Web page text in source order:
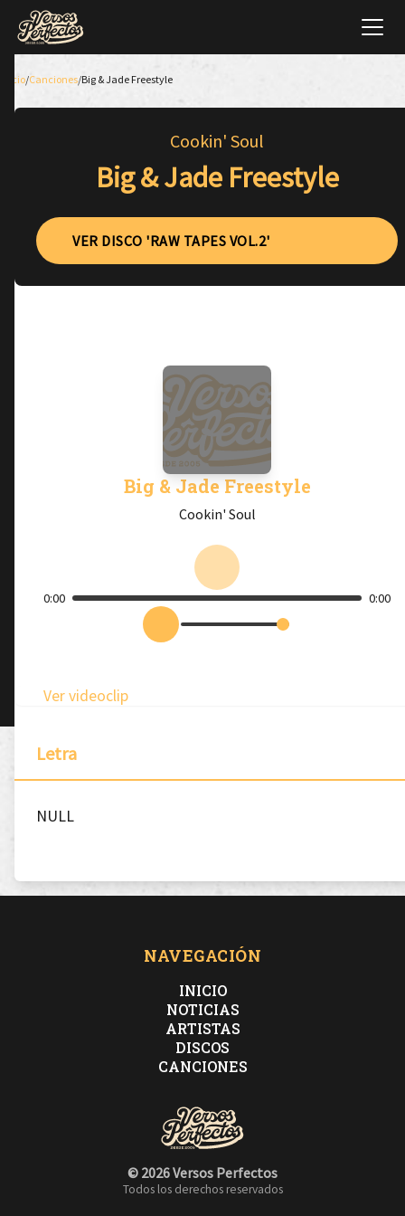
Inicio/Canciones/Big & Jade Freestyle
Cookin' Soul
Big & Jade Freestyle
VER DISCO 'RAW TAPES VOL.2'
Big & Jade Freestyle
Cookin' Soul
0:00 0:00
Ver videoclip
Letra
NULL
NAVEGACIÓN
INICIO
NOTICIAS
ARTISTAS
DISCOS
CANCIONES
© 2026 Versos Perfectos
Todos los derechos reservados